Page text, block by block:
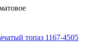
топаз 1167-4505